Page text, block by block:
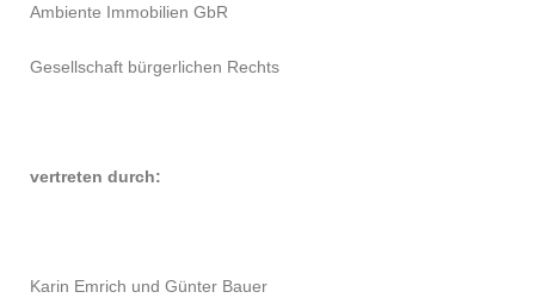
Ambiente Immobilien GbR
Gesellschaft bürgerlichen Rechts
vertreten durch:
Karin Emrich und Günter Bauer